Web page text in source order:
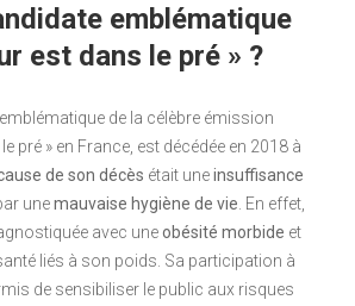
emblématique
est dans le pré » ?
emblématique de la célèbre émission
pré » en France, est décédée en 2018 à
de son décès était uneinsuffisance
unemauvaise hygiène de vie . En effet,
avec uneobésité morbide et
liés à son poids. Sa participation à
de sensibiliser le public aux risques